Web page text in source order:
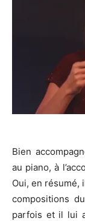
Bien
au piano, à
Oui, en résumé,
compositions
parfois et il lui